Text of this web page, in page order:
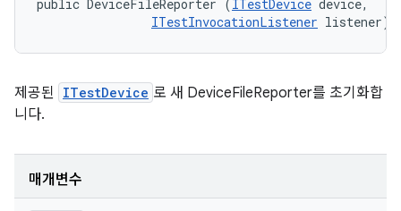
public DeviceFileReporter (ITestDevice device,
ITestInvocationListener listener)
제공된 ITestDevice 로 새 DeviceFileReporter를 초기화합
니다.
매개변수